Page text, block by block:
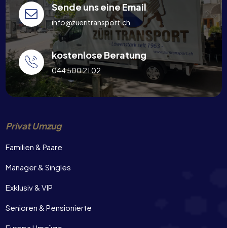
Sende uns eine Email
info@zueritransport.ch
kostenlose Beratung
044 500 21 02
Privat Umzug
Familien & Paare
Manager & Singles
Exklusiv & VIP
Senioren & Pensionierte